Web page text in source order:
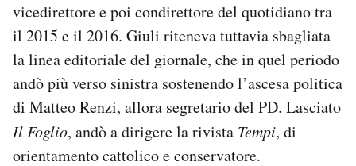
vicedirettore e poi condirettore del quotidiano tra
il 2015 e il 2016. Giuli riteneva tuttavia sbagliata
la linea editoriale del giornale, che in quel periodo
andò più verso sinistra sostenendo l’ascesa politica
di Matteo Renzi, allora segretario del PD. Lasciato
Il Foglio, andò a dirigere la rivista Tempi, di
orientamento cattolico e conservatore.